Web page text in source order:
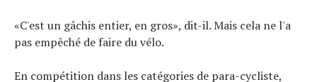
«C'est un gâchis entier, en gros», dit-il. Mais cela ne l'a
pas empêché de faire du vélo.
En compétition dans les catégories de para-cycliste,